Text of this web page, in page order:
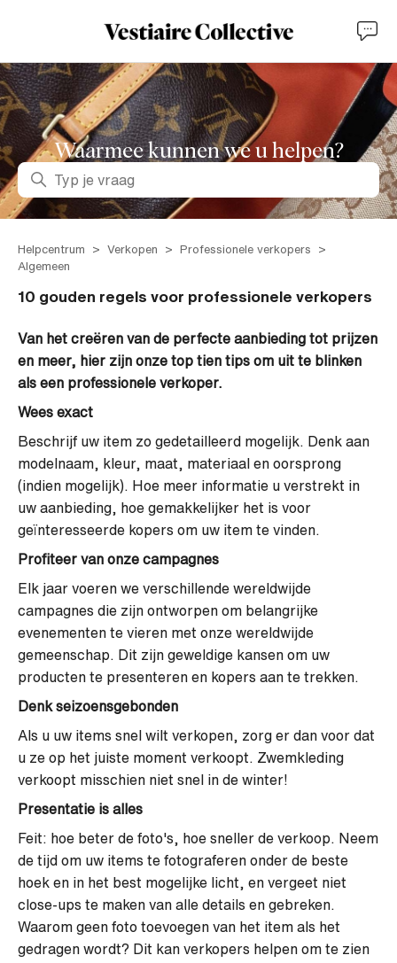
Waarmee kunnen we u helpen?
Zoeken
Helpcentrum Verkopen
Professionele verkopers
Algemeen
10 gouden regels voor professionele verkopers
Van het creëren van de perfecte aanbieding tot prijzen
en meer, hier zijn onze top tien tips om uit te blinken
als een professionele verkoper.
Wees exact
Beschrijf uw item zo gedetailleerd mogelijk. Denk aan
modelnaam, kleur, maat, materiaal en oorsprong
(indien mogelijk). Hoe meer informatie u verstrekt in
uw aanbieding, hoe gemakkelijker het is voor
geïnteresseerde kopers om uw item te vinden.
Profiteer van onze campagnes
Elk jaar voeren we verschillende wereldwijde
campagnes die zijn ontworpen om belangrijke
evenementen te vieren met onze wereldwijde
gemeenschap. Dit zijn geweldige kansen om uw
producten te presenteren en kopers aan te trekken.
Denk seizoensgebonden
Als u uw items snel wilt verkopen, zorg er dan voor dat
u ze op het juiste moment verkoopt. Zwemkleding
verkoopt misschien niet snel in de winter!
Presentatie is alles
Feit: hoe beter de foto's, hoe sneller de verkoop. Neem
de tijd om uw items te fotograferen onder de beste
hoek en in het best mogelijke licht, en vergeet niet
close-ups te maken van alle details en gebreken.
Waarom geen foto toevoegen van het item als het
gedragen wordt? Dit kan verkopers helpen om te zien